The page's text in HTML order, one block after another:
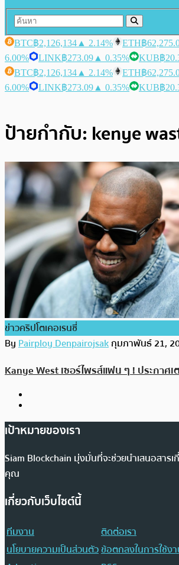
BTC฿2,126,134 ▲ 2.14% ETH฿
6.00%
LINK฿273.09 ▲ 0.35% KUB฿
BTC฿2,126,134 ▲ 2.14% ETH฿
6.00%
LINK฿273.09 ▲ 0.35% KUB฿
ป้ายกำกับ: kenye
ข่าวคริปโตเคอเรนซี่
ByPairploy Denpairojsakกุมภาพันธ์ 21,
Kanye West เซอร์ไพรส์แฟน ๆ ! ประกาศ
เป้าหมายของเรา
Siam Blockchain มุ่งมั่นที่จะช่วยนำเสนอสาร
คุณ
เกี่ยวกับเว็บไซต์นี้
ทีมงาน
ติดต่อเรา
นโยบายความเป็นส่วนตัวข้อตกลงในการใช้ง